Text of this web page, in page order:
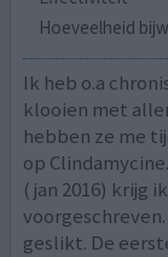
Hoeveelheid
Ik heb o.a
klooien met
hebben ze me
op
( jan 2016) krijg
geslikt. De